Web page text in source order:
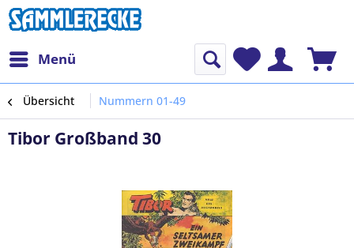
Menü
Übersicht Nummern 01-49
Tibor Großband 30